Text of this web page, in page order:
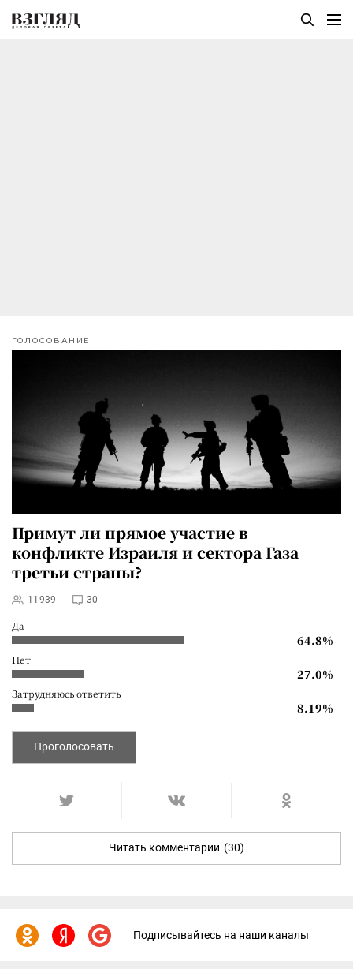
ГОЛОСОВАНИЕ
Примут ли прямое участие в
конфликте Израиля и сектора Газа
третьи страны?
11939 30
Да
64.8%
Нет
27.0%
Затрудняюсь ответить
8.19%
Проголосовать
Читать комментарии (30)
Подписывайтесь на наши каналы